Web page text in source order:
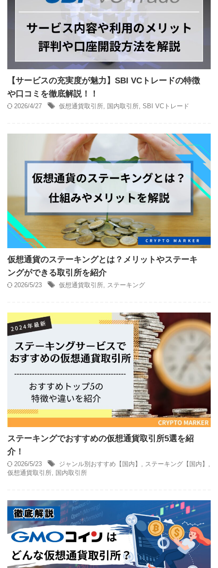
【サービスの充実度が魅力】SBI VCトレードの特徴
や口コミを徹底解説！！
2026/4/27 仮想通貨取引所, 国内取引所, SBI VCトレード
仮想通貨のステーキングとは？メリットやステーキ
ングができる取引所を紹介
2026/5/23 仮想通貨取引所, ステーキング
ステーキングでおすすめの仮想通貨取引所5選を紹
介！
2026/5/23 ジャンル別おすすめ【国内】 , ステーキング【国内】 ,
仮想通貨取引所, 国内取引所